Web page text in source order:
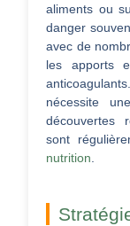
aliments ou
danger
avec de
les apports
nécessite
découvertes
sont
nutrition